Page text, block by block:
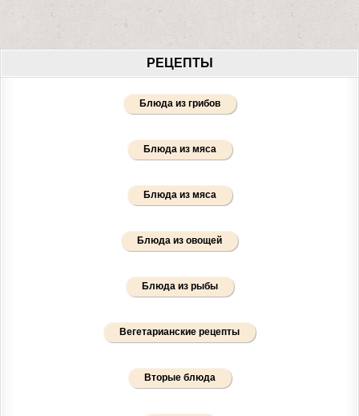
РЕЦЕПТЫ
Блюда из грибов
Блюда из мяса
Блюда из мяса
Блюда из овощей
Блюда из рыбы
Вегетарианские рецепты
Вторые блюда